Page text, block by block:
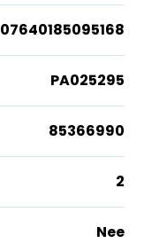
07640185095168
PA025295
85366990
2
Nee